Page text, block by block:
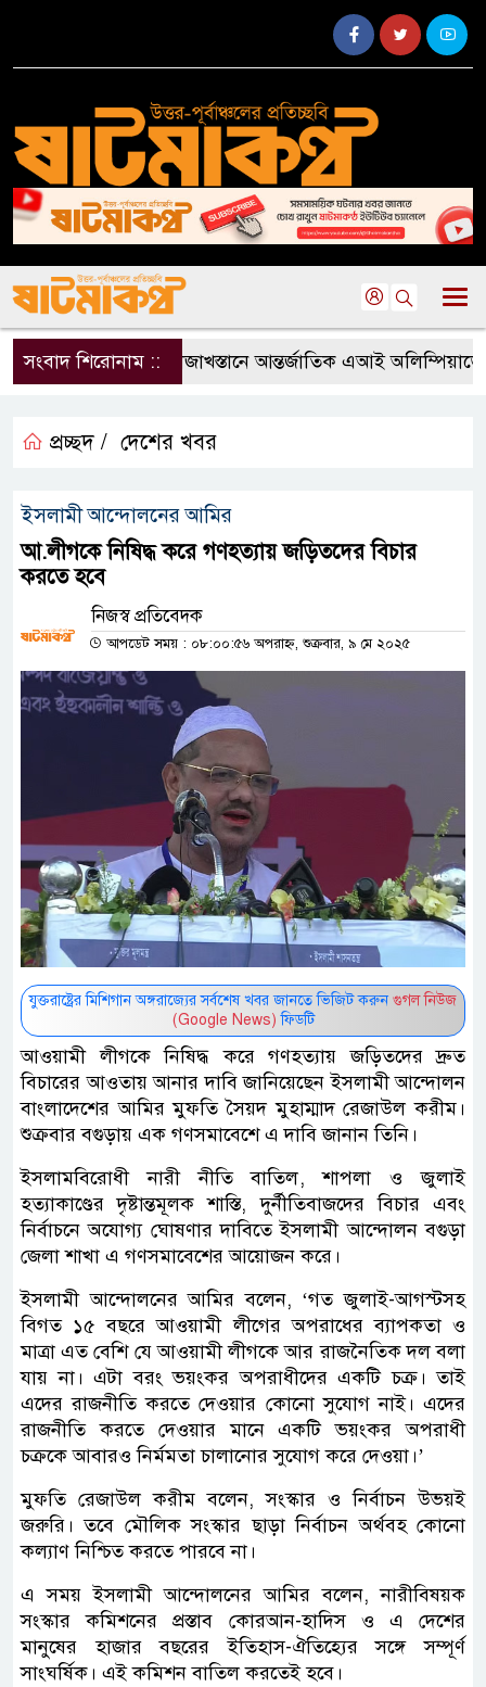
সংবাদ শিরোনাম ::কাজাখস্তানে আন্তর্জাতিক এআই অলিম্পিয়াডে
প্রচ্ছদ / দেশের খবর
ইসলামী আন্দোলনের আমির
আ.লীগকে নিষিদ্ধ করে গণহত্যায় জড়িতদের বিচার
করতে হবে
নিজস্ব প্রতিবেদক
আপডেট সময় : ০৮:০০:৫৬ অপরাহ্ন, শুক্রবার, ৯ মে ২০২৫
যুক্তরাষ্ট্রের মিশিগান অঙ্গরাজ্যের সর্বশেষ খবর জানতে ভিজিট করুন গুগল নিউজ
(Google News) ফিডটি
আওয়ামী লীগকে নিষিদ্ধ করে গণহত্যায় জড়িতদের দ্রুত
বিচারের আওতায় আনার দাবি জানিয়েছেন ইসলামী আন্দোলন
বাংলাদেশের আমির মুফতি সৈয়দ মুহাম্মাদ রেজাউল করীম।
শুক্রবার বগুড়ায় এক গণসমাবেশে এ দাবি জানান তিনি।
ইসলামবিরোধী নারী নীতি বাতিল, শাপলা ও জুলাই
হত্যাকাণ্ডের দৃষ্টান্তমূলক শাস্তি, দুর্নীতিবাজদের বিচার এবং
নির্বাচনে অযোগ্য ঘোষণার দাবিতে ইসলামী আন্দোলন বগুড়া
জেলা শাখা এ গণসমাবেশের আয়োজন করে।
ইসলামী আন্দোলনের আমির বলেন, ‘গত জুলাই-আগস্টসহ
বিগত ১৫ বছরে আওয়ামী লীগের অপরাধের ব্যাপকতা ও
মাত্রা এত বেশি যে আওয়ামী লীগকে আর রাজনৈতিক দল বলা
যায় না। এটা বরং ভয়ংকর অপরাধীদের একটি চক্র। তাই
এদের রাজনীতি করতে দেওয়ার কোনো সুযোগ নাই। এদের
রাজনীতি করতে দেওয়ার মানে একটি ভয়ংকর অপরাধী
চক্রকে আবারও নির্মমতা চালানোর সুযোগ করে দেওয়া।’
মুফতি রেজাউল করীম বলেন, সংস্কার ও নির্বাচন উভয়ই
জরুরি। তবে মৌলিক সংস্কার ছাড়া নির্বাচন অর্থবহ কোনো
কল্যাণ নিশ্চিত করতে পারবে না।
এ সময় ইসলামী আন্দোলনের আমির বলেন, নারীবিষয়ক
সংস্কার কমিশনের প্রস্তাব কোরআন-হাদিস ও এ দেশের
মানুষের হাজার বছরের ইতিহাস-ঐতিহ্যের সঙ্গে সম্পূর্ণ
সাংঘর্ষিক। এই কমিশন বাতিল করতেই হবে।